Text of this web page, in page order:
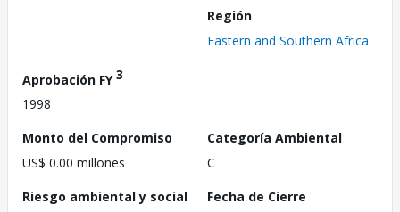
Región
Eastern and Southern Africa
Aprobación FY3
1998
Monto del Compromiso
US$ 0.00 millones
Categoría Ambiental
C
Riesgo ambiental y social
Fecha de Cierre